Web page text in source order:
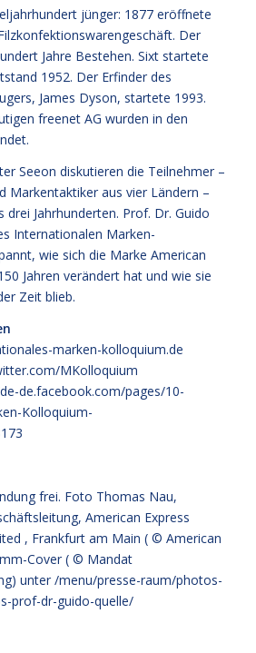
jünger: 1877 eröffnete
Der
Jahre Bestehen. Sixt startete
1952. Der Erfinder des
James Dyson, startete 1993.
freenet AG wurden in den
Seeon diskutieren die Teilnehmer –
Markentaktiker aus vier Ländern –
drei Jahrhunderten. Prof. Dr. Guido
Internationalen Marken-
wie sich die Marke American
Jahren verändert hat und wie sie
Zeit blieb.
marken-kolloquium.de
MKolloquium
de.facebook.com/pages/10-
Kolloquium-
frei. Foto Thomas Nau,
American Express
, Frankfurt am Main ( © American
Cover ( © Mandat
unter /menu/presse-raum/photos-
prof-dr-guido-quelle/